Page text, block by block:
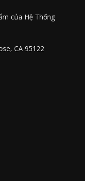
của Hệ Thống
CA 95122